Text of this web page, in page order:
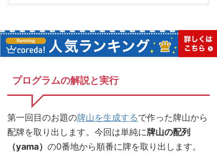
プログラムの解説と実行
第一回目のお題の牌山を生成するで作った牌山から
配牌を取り出します。今回は単純に牌山の配列
（yama） の0番地から順番に牌を取り出します。